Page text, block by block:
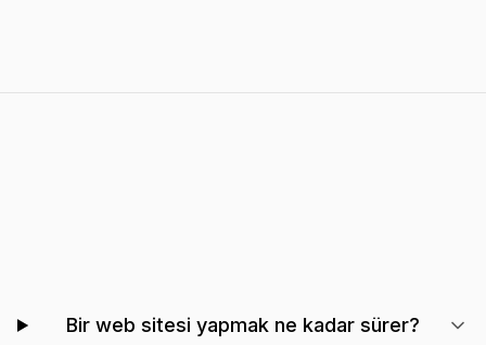
Bir web sitesi yapmak ne kadar sürer?